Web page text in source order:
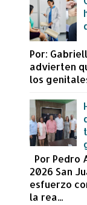
Por:
advierten
los
Por Pedro
2026 San
esfuerzo
la rea...